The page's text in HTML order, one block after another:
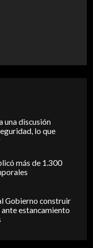
una discusión
lo que
más de 1.300
Gobierno construir
estancamiento